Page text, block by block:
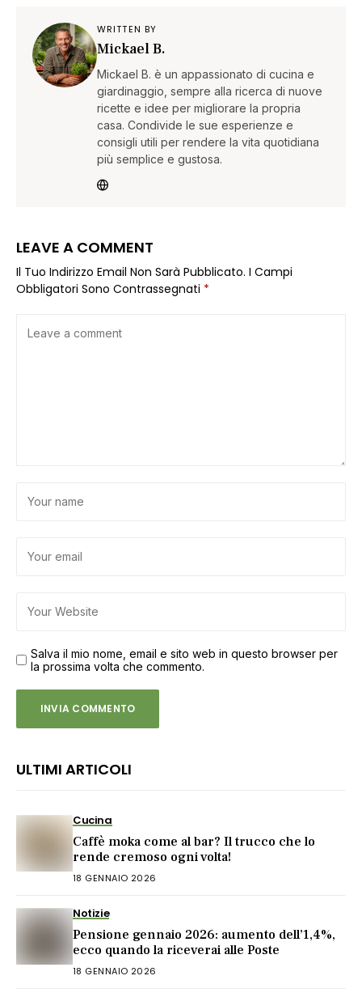
WRITTEN BY
Mickael B.
Mickael B. è un appassionato di cucina e
giardinaggio, sempre alla ricerca di nuove
ricette e idee per migliorare la propria
casa. Condivide le sue esperienze e
consigli utili per rendere la vita quotidiana
più semplice e gustosa.
LEAVE A COMMENT
Il Tuo Indirizzo Email Non Sarà Pubblicato. I Campi
Obbligatori Sono Contrassegnati *
Salva il mio nome, email e sito web in questo browser per
la prossima volta che commento.
ULTIMI ARTICOLI
Cucina
Caffè moka come al bar? Il trucco che lo
rende cremoso ogni volta!
18 GENNAIO 2026
Notizie
Pensione gennaio 2026: aumento dell’1,4%,
ecco quando la riceverai alle Poste
18 GENNAIO 2026